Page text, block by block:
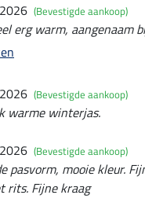
(Bevestigde aankoop)
erg warm, aangenaam
(Bevestigde aankoop)
warme winterjas.
(Bevestigde aankoop)
pasvorm, mooie kleur.
rits. Fijne kraag